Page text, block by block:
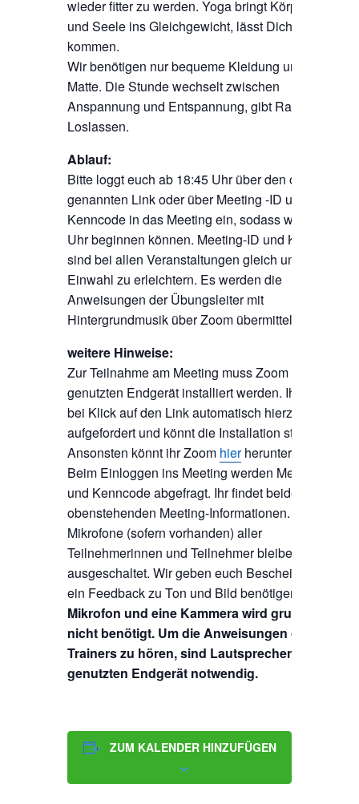
wieder fitter zu werden. Yoga bringt Körper, Geist
und Seele ins Gleichgewicht, lässt Dich zur Ruhe
kommen.
Wir benötigen nur bequeme Kleidung und eine
Matte. Die Stunde wechselt zwischen
Anspannung und Entspannung, gibt Raum zum
Loslassen.
Ablauf:
Bitte loggt euch ab 18:45 Uhr über den oben
genannten Link oder über Meeting -ID und
Kenncode in das Meeting ein, sodass wir um 19
Uhr beginnen können. Meeting-ID und Kenncode
sind bei allen Veranstaltungen gleich um die
Einwahl zu erleichtern. Es werden die
Anweisungen der Übungsleiter mit
Hintergrundmusik über Zoom übermittelt.
weitere Hinweise:
Zur Teilnahme am Meeting muss Zoom auf dem
genutzten Endgerät installiert werden. Ihr werdet
bei Klick auf den Link automatisch hierzu
aufgefordert und könnt die Installation starten.
Ansonsten könnt ihr Zoom hierherunterladen.
Beim Einloggen ins Meeting werden Meeting-ID
und Kenncode abgefragt. Ihr findet beides in den
obenstehenden Meeting-Informationen. Die
Mikrofone (sofern vorhanden) aller
Teilnehmerinnen und Teilnehmer bleiben
ausgeschaltet. Wir geben euch Bescheid, falls wir
ein Feedback zu Ton und Bild benötigen.
Mikrofon und eine Kammera wird grundsätzlich
nicht benötigt. Um die Anweisungen des
Trainers zu hören, sind Lautsprecher am
genutzten Endgerät notwendig.
ZUM KALENDER HINZUFÜGEN